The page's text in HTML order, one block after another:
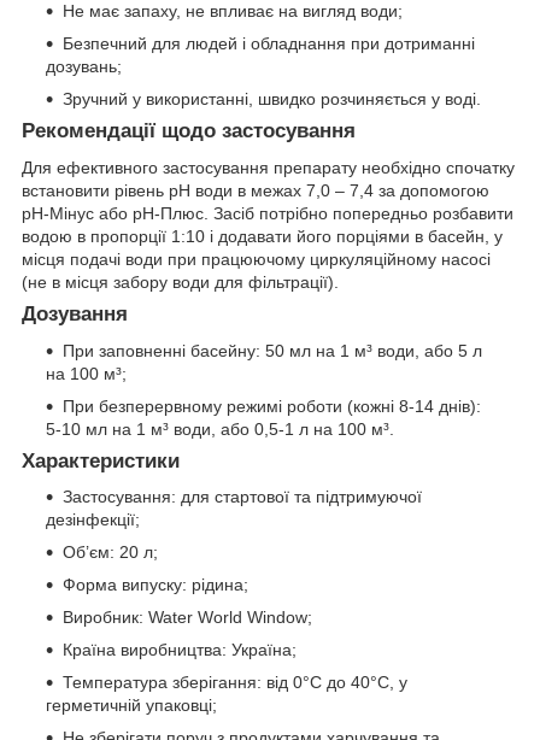
Не має запаху, не впливає на вигляд води;
Безпечний для людей і обладнання при дотриманні
дозувань;
Зручний у використанні, швидко розчиняється у воді.
Рекомендації щодо застосування
Для ефективного застосування препарату необхідно спочатку
встановити рівень pH води в межах 7,0 – 7,4 за допомогою
pH-Мінус або pH-Плюс. Засіб потрібно попередньо розбавити
водою в пропорції 1:10 і додавати його порціями в басейн, у
місця подачі води при працюючому циркуляційному насосі
(не в місця забору води для фільтрації).
Дозування
При заповненні басейну: 50 мл на 1 м³ води, або 5 л
на 100 м³;
При безперервному режимі роботи (кожні 8-14 днів):
5-10 мл на 1 м³ води, або 0,5-1 л на 100 м³.
Характеристики
Застосування: для стартової та підтримуючої
дезінфекції;
Об’єм: 20 л;
Форма випуску: рідина;
Виробник: Water World Window;
Країна виробництва: Україна;
Температура зберігання: від 0°C до 40°C, у
герметичній упаковці;